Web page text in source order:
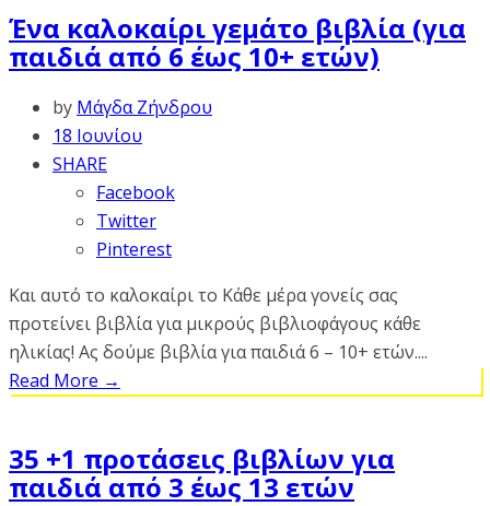
Ένα καλοκαίρι γεμάτο βιβλία (για
παιδιά από 6 έως 10+ ετών)
by Μάγδα Ζήνδρου
18 Ιουνίου
SHARE
Facebook
Twitter
Pinterest
Και αυτό το καλοκαίρι το Κάθε μέρα γονείς σας
προτείνει βιβλία για μικρούς βιβλιοφάγους κάθε
ηλικίας! Ας δούμε βιβλία για παιδιά 6 – 10+ ετών....
Read More →
35 +1 προτάσεις βιβλίων για
παιδιά από 3 έως 13 ετών